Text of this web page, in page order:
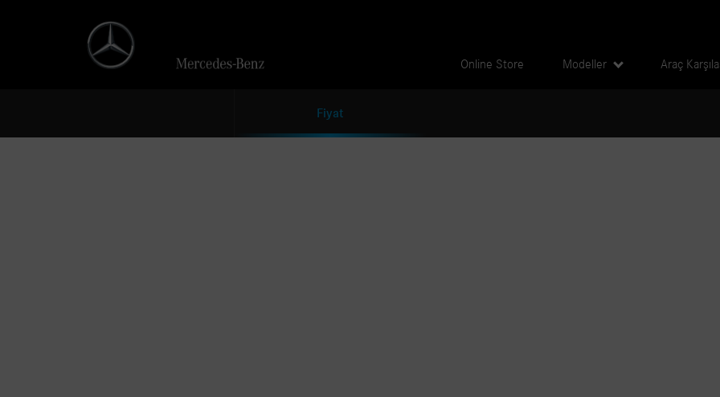
Online Store Modeller Araç
Fiyat